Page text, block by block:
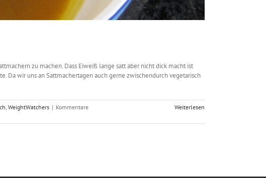
zu machen. Dass Eiweiß lange satt aber nicht dick macht ist
Da wir uns an Sattmachertagen auch gerne zwischendurch vegetarisch
, WeightWatchers | Kommentare
Weiterlesen